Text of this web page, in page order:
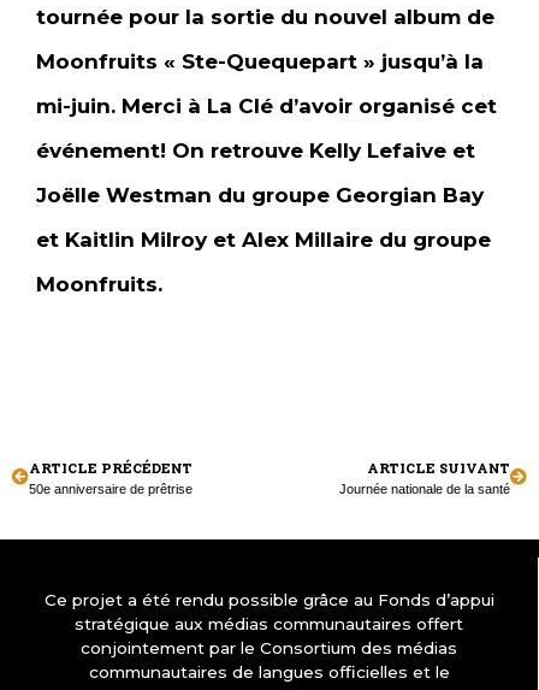
tournée pour la sortie du nouvel album de
Moonfruits « Ste-Quequepart » jusqu’à la
mi-juin. Merci à La Clé d’avoir organisé cet
événement! On retrouve Kelly Lefaive et
Joëlle Westman du groupe Georgian Bay
et Kaitlin Milroy et Alex Millaire du groupe
Moonfruits.
ARTICLE PRÉCÉDENT
50e anniversaire de prêtrise
ARTICLE SUIVANT
Journée nationale de la santé
Ce projet a été rendu possible grâce au Fonds d’appui
stratégique aux médias communautaires offert
conjointement par le Consortium des médias
communautaires de langues officielles et le